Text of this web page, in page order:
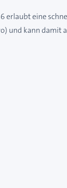
erlaubt eine
und kann damit